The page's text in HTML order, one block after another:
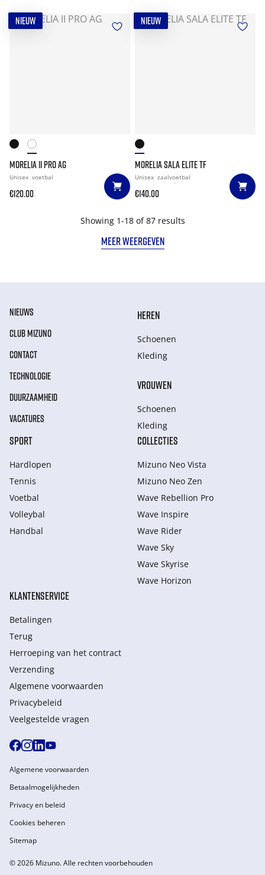
NIEUW
MORELIA II PRO AG
Unisex voetbal
€120.00
NIEUW
MORELIA SALA ELITE TF
Unisex zaalvoetbal
€140.00
Showing 1-18 of 87 results
MEER WEERGEVEN
NIEUWS
CLUB MIZUNO
CONTACT
TECHNOLOGIE
DUURZAAMHEID
VACATURES
HEREN
Schoenen
Kleding
VROUWEN
Schoenen
Kleding
SPORT
Hardlopen
Tennis
Voetbal
Volleybal
Handbal
COLLECTIES
Mizuno Neo Vista
Mizuno Neo Zen
Wave Rebellion Pro
Wave Inspire
Wave Rider
Wave Sky
Wave Skyrise
Wave Horizon
KLANTENSERVICE
Betalingen
Terug
Herroeping van het contract
Verzending
Algemene voorwaarden
Privacybeleid
Veelgestelde vragen
© 2026 Mizuno. Alle rechten voorbehouden
Algemene voorwaarden
Betaalmogelijkheden
Privacy en beleid
Cookies beheren
Sitemap